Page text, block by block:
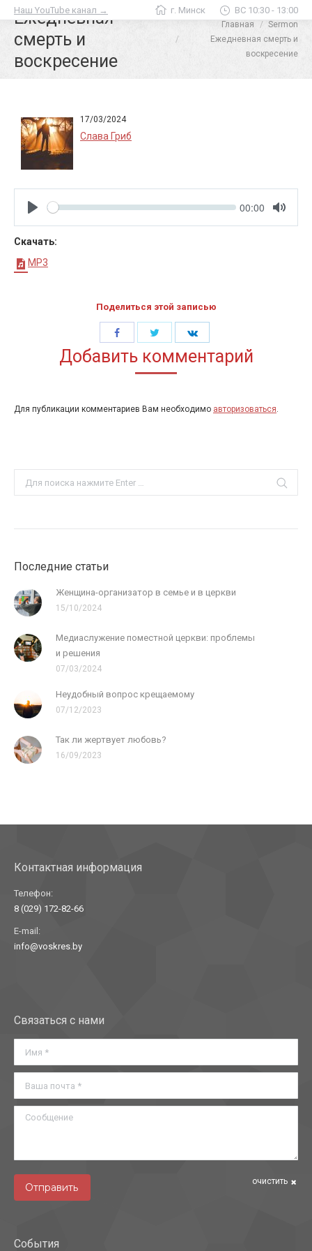
Наш YouTube канал → г. Минск ВС 10:30 - 13:00
Ежедневная
смерть и
воскресение
Главная
Sermon
Ежедневная смерть и
воскресение
17/03/2024
Слава Гриб
Seek Current
00:00
Скачать:
MP3
Поделиться этой записью
Share
with
Facebook
with
Twitter
Share
with
Добавить комментарий
Для публикации комментариев Вам необходимо авторизоваться.
Последние статьи
Женщина-организатор в семье и в церкви
15/10/2024
Медиаслужение поместной церкви: проблемы
и решения
07/03/2024
Неудобный вопрос крещаемому
07/12/2023
Так ли жертвует любовь?
16/09/2023
Контактная информация
Телефон:
8 (029) 172-82-66
E-mail:
info@voskres.by
Связаться с нами
Сообщение
Отправить очистить
События